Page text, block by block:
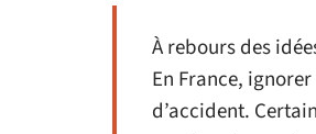
À rebours des
En France,
d’accident.